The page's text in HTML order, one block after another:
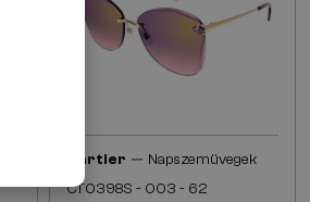
Cartier — Napszemüvegek
CT0398S - 003 - 62